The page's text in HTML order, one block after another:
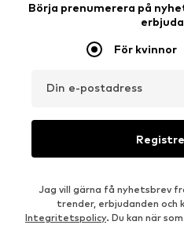
Börja prenumerera på
För kvinnor
Din e-postadress
Jag vill gärna få nyhetsbrev
trender, erbjudanden och
Integritetspolicy. Du kan när